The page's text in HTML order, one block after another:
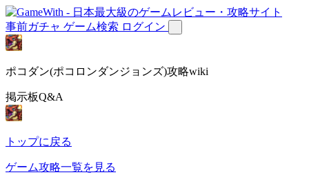
事前ガチャ ゲーム検索 ログイン
ポコダン(ポコロンダンジョンズ)攻略wiki
掲示板Q&A
トップに戻る
ゲーム攻略一覧を見る